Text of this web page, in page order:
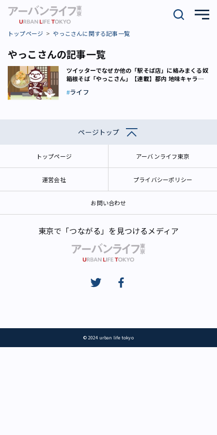
トップページ やっこさんに関する記事一覧
やっこさんの記事一覧
ツイッターでなぜか他の「駅そば店」に絡みまくる奴――
箱根そば「やっこさん」【連載】都内 地味キャラこ
ライフ
ページトップ
トップページ アーバンライフ東京
運営会社 プライバシーポリシー
お問い合わせ
東京で「つながる」を見つけるメディア
© 2024 urban life tokyo